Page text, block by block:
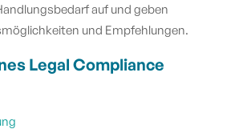
auf und geben
und Empfehlungen.
Legal Compliance